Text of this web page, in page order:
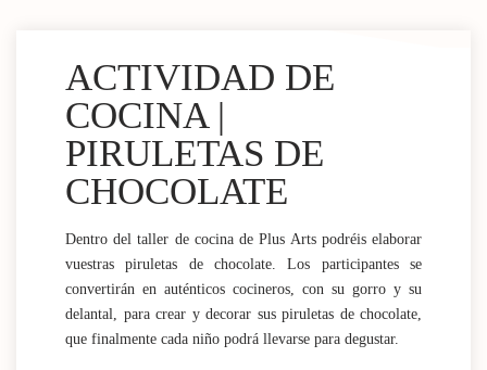
ACTIVIDAD DE
COCINA |
PIRULETAS DE
CHOCOLATE
Dentro del taller de cocina de Plus Arts podréis elaborar
vuestras piruletas de chocolate. Los participantes se
convertirán en auténticos cocineros, con su gorro y su
delantal, para crear y decorar sus piruletas de chocolate,
que finalmente cada niño podrá llevarse para degustar.